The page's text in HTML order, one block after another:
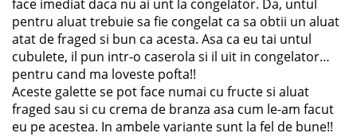
face imediat daca nu ai unt la congelator. Da, untul
pentru aluat trebuie sa fie congelat ca sa obtii un aluat
atat de fraged si bun ca acesta. Asa ca eu tai untul
cubulete, il pun intr-o caserola si il uit in congelator…
pentru cand ma loveste pofta!!
Aceste galette se pot face numai cu fructe si aluat
fraged sau si cu crema de branza asa cum le-am facut
eu pe acestea. In ambele variante sunt la fel de bune!!